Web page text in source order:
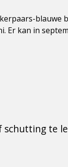
blauwe
Er kan in
schutting te